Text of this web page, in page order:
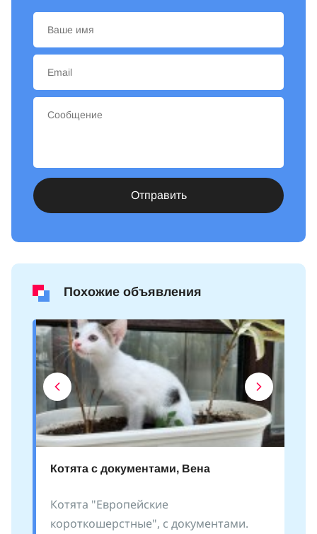
Отправить
Похожие объявления
Котята с документами, Вена
Котята "Европейские
короткошерстные", с документами.